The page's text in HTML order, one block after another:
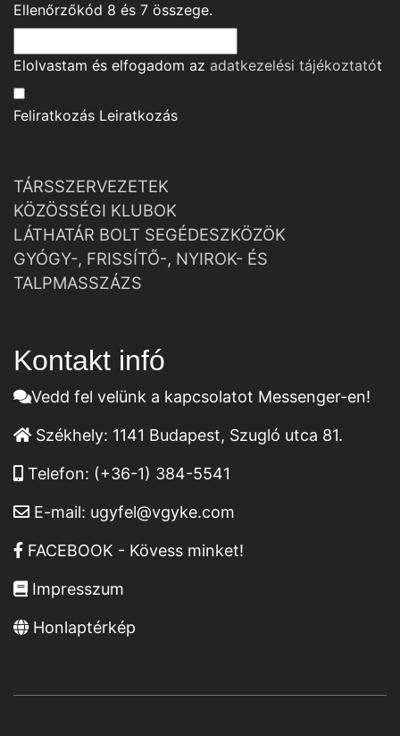
Ellenőrzőkód 8 és 7 összege.
Elolvastam és elfogadom az adatkezelési tájékoztatót
Feliratkozás Leiratkozás
TÁRSSZERVEZETEK
KÖZÖSSÉGI KLUBOK
LÁTHATÁR BOLT SEGÉDESZKÖZÖK
GYÓGY-, FRISSÍTŐ-, NYIROK- ÉS
TALPMASSZÁZS
Kontakt infó
Vedd fel velünk a kapcsolatot Messenger-en!
Székhely: 1141 Budapest, Szugló utca 81.
Telefon: (+36-1) 384-5541
E-mail: ugyfel@vgyke.com
FACEBOOK - Kövess minket!
Impresszum
Honlaptérkép